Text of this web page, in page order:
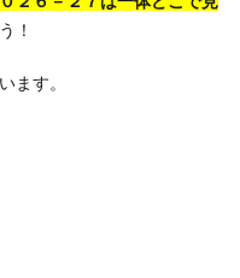
！
ます。